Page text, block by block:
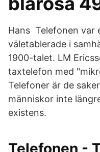
Hans Telefonen var
väletablerade i
1900-talet. LM
taxtelefon med
Telefoner är de
människor inte
existens.
Telefonen -